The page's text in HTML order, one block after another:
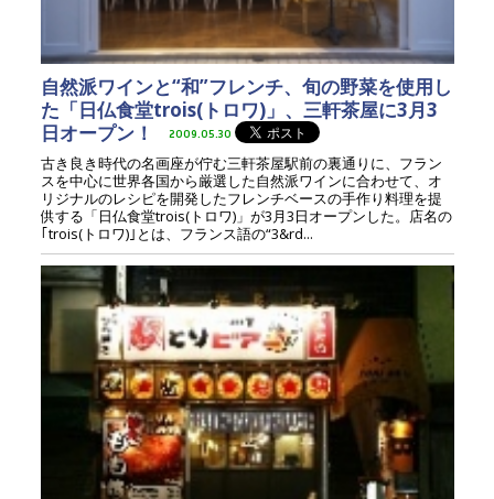
自然派ワインと“和”フレンチ、旬の野菜を使用し
た「日仏食堂trois(トロワ)」、三軒茶屋に3月3
日オープン！
2009.05.30
古き良き時代の名画座が佇む三軒茶屋駅前の裏通りに、フラン
スを中心に世界各国から厳選した自然派ワインに合わせて、オ
リジナルのレシピを開発したフレンチベースの手作り料理を提
供する「日仏食堂trois(トロワ)」が3月3日オープンした。店名の
｢trois(トロワ)｣とは、フランス語の“3&rd...